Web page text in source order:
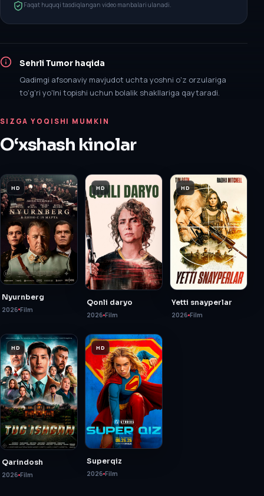
Faqat huquqi tasdiqlangan video manbalari ulanadi.
Sehrli Tumor haqida
Qadimgi afsonaviy mavjudot uchta yoshni o'z orzulariga
to'g'ri yo'lni topishi uchun bolalik shakllariga qaytaradi.
SIZGA YOQISHI MUMKIN
O‘xshash kinolar
HD
Nyurnberg
2026 Film
HD
Qonli daryo
2026 Film
HD
Yetti snayperlar
2026 Film
HD
Qarindosh
2026 Film
HD
Superqiz
2026 Film